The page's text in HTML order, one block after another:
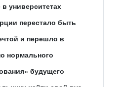
университетах
перестало быть
и перешло в
нормального
» будущего